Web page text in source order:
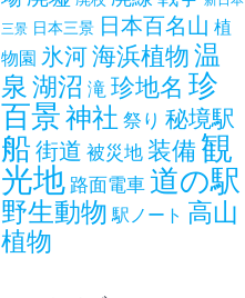
三景 日本三景 日本百名山 植
物園 氷河海浜植物温
泉湖沼 滝珍地名 珍
百景神社 祭り 秘境駅
船街道 被災地装備観
光地 路面電車道の駅
野生動物 駅ノート 高山
植物